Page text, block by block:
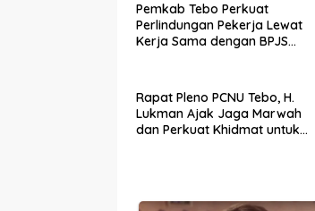
Pemkab Tebo Perkuat
Perlindungan Pekerja Lewat
Kerja Sama dengan BPJS
Rapat Pleno PCNU Tebo, H.
Lukman Ajak Jaga Marwah
dan Perkuat Khidmat untuk